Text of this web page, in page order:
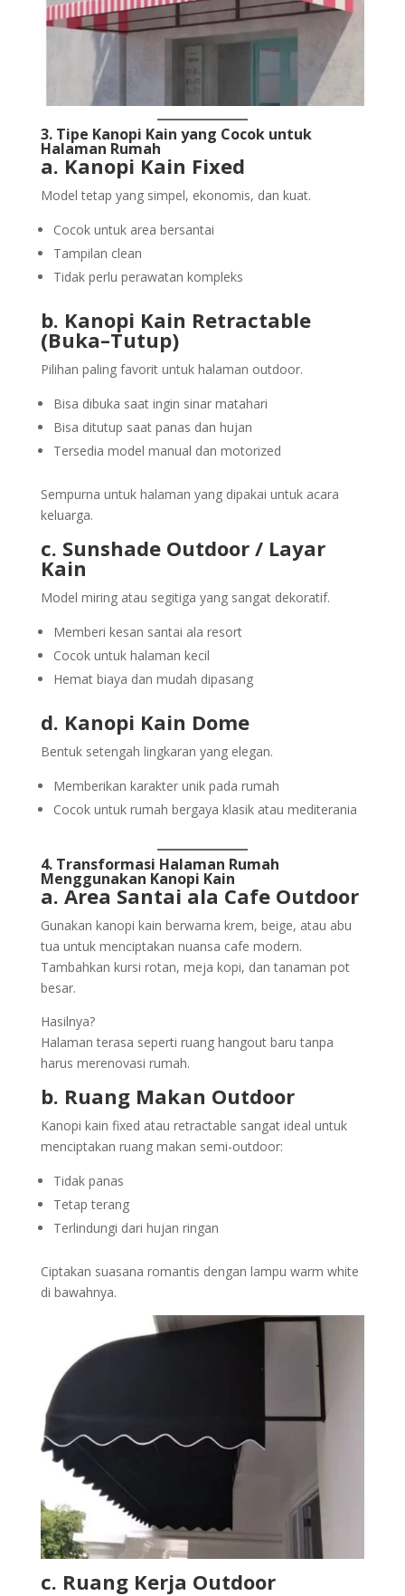
3. Tipe Kanopi Kain yang Cocok untuk
Halaman Rumah
a. Kanopi Kain Fixed
Model tetap yang simpel, ekonomis, dan kuat.
Cocok untuk area bersantai
Tampilan clean
Tidak perlu perawatan kompleks
b. Kanopi Kain Retractable
(Buka–Tutup)
Pilihan paling favorit untuk halaman outdoor.
Bisa dibuka saat ingin sinar matahari
Bisa ditutup saat panas dan hujan
Tersedia model manual dan motorized
Sempurna untuk halaman yang dipakai untuk acara
keluarga.
c. Sunshade Outdoor / Layar
Kain
Model miring atau segitiga yang sangat dekoratif.
Memberi kesan santai ala resort
Cocok untuk halaman kecil
Hemat biaya dan mudah dipasang
d. Kanopi Kain Dome
Bentuk setengah lingkaran yang elegan.
Memberikan karakter unik pada rumah
Cocok untuk rumah bergaya klasik atau mediterania
4. Transformasi Halaman Rumah
Menggunakan Kanopi Kain
a. Area Santai ala Cafe Outdoor
Gunakan kanopi kain berwarna krem, beige, atau abu
tua untuk menciptakan nuansa cafe modern.
Tambahkan kursi rotan, meja kopi, dan tanaman pot
besar.
Hasilnya?
Halaman terasa seperti ruang hangout baru tanpa
harus merenovasi rumah.
b. Ruang Makan Outdoor
Kanopi kain fixed atau retractable sangat ideal untuk
menciptakan ruang makan semi-outdoor:
Tidak panas
Tetap terang
Terlindungi dari hujan ringan
Ciptakan suasana romantis dengan lampu warm white
di bawahnya.
c. Ruang Kerja Outdoor